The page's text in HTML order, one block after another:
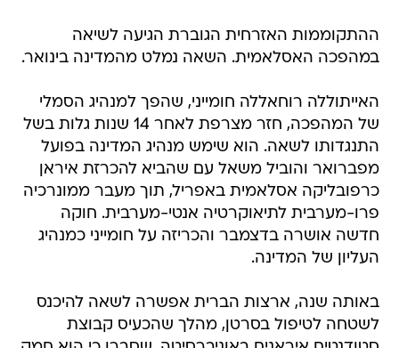
ההתקוממות האזרחית הגוברת הגיעה לשיאה
במהפכה האסלאמית. השאה נמלט מהמדינה בינואר.
האייתוללה רוחאללה חומייני, שהפך למנהיג הסמלי
של המהפכה, חזר מצרפת לאחר 14 שנות גלות בשל
התנגדותו לשאה. הוא שימש מנהיג המדינה בפועל
מפברואר והוביל משאל עם שהביא להכרזת איראן
כרפובליקה אסלאמית באפריל, תוך מעבר ממונרכיה
פרו-מערבית לתיאוקרטיה אנטי-מערבית. חוקה
חדשה אושרה בדצמבר והכריזה על חומייני כמנהיג
העליון של המדינה.
באותה שנה, ארצות הברית אפשרה לשאה להיכנס
לשטחה לטיפול בסרטן, מהלך שהכעיס קבוצת